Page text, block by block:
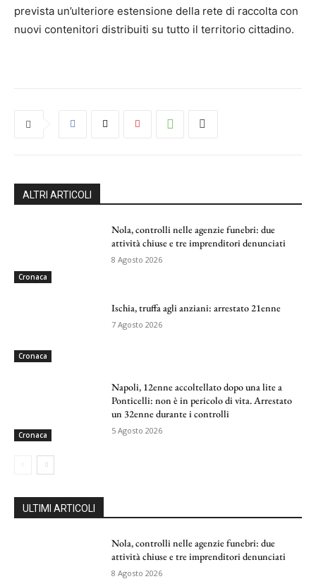
prevista un’ulteriore estensione della rete di raccolta con
nuovi contenitori distribuiti su tutto il territorio cittadino.
ALTRI ARTICOLI
Cronaca
Nola, controlli nelle agenzie funebri: due
attività chiuse e tre imprenditori denunciati
8 Agosto 2026
Cronaca
Ischia, truffa agli anziani: arrestato 21enne
7 Agosto 2026
Cronaca
Napoli, 12enne accoltellato dopo una lite a
Ponticelli: non è in pericolo di vita. Arrestato
un 32enne durante i controlli
5 Agosto 2026
ULTIMI ARTICOLI
Nola, controlli nelle agenzie funebri: due
attività chiuse e tre imprenditori denunciati
8 Agosto 2026